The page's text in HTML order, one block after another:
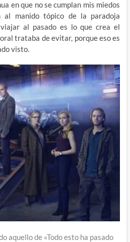
en que no se cumplan mis miedos
manido tópico de la paradoja
al pasado es lo que crea el
trataba de evitar, porque eso es
visto.
aquello de «Todo esto ha pasado